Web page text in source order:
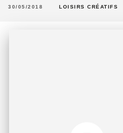
30/05/2018 LOISIRS CRÉATIFS